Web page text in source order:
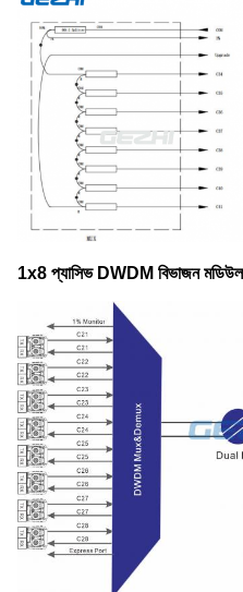
1x8 প্যাসিভ DWDM বিভাজন মডিউল